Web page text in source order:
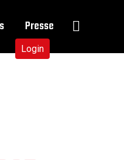
Presse
Login